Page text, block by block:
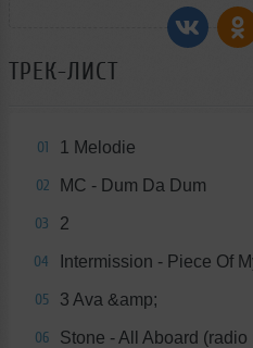
ТРЕК-ЛИСТ
01 1 Melodie
02 MC - Dum Da Dum
03 2
04 Intermission - Piece Of
05 3 Ava &amp;
06 Stone - All Aboard (radio